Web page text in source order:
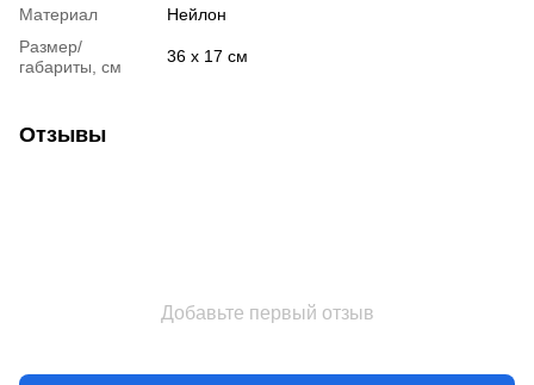
Материал
Нейлон
Размер/
габариты, см
36 х 17 см
Отзывы
Добавьте первый отзыв